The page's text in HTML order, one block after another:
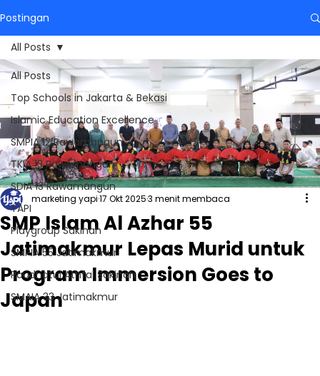
Postingan
All Posts
Top Schools in Jakarta & Bekasi
Islamic Education Excellence
SMPIA 12 Rawamangun
TKIA 13 Rawamangun
SDIA 13 Rawamangun
YAPI
Playgroup Sakinah
SMPIA 55 Jatimakmur
Raudhatul Athfal Sakinah
SMAIA 33 Jatimakmur
All Posts
SMP Islam Al Azhar 55
Jatimakmur Lepas Murid untuk
Program Immersion Goes to
Japan
marketing yapi17 Okt 20253 menit membaca